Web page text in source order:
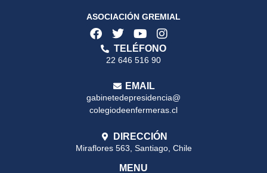
ASOCIACIÓN GREMIAL
TELÉFONO
22 646 516 90
EMAIL
gabinetedepresidencia@
colegiodeenfermeras.cl
DIRECCIÓN
Miraflores 563, Santiago, Chile
MENU